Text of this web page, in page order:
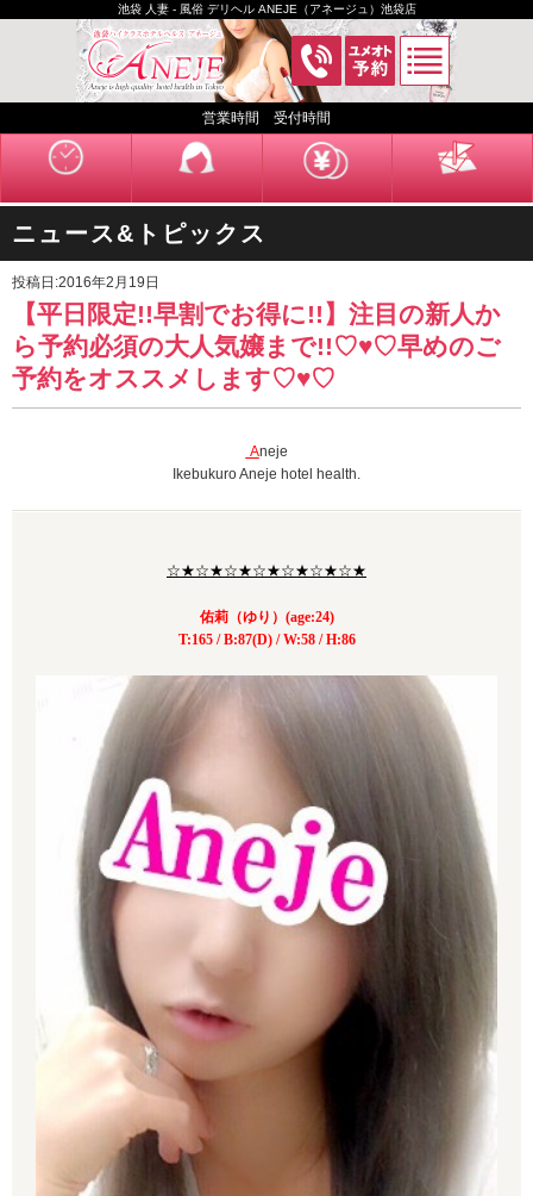
池袋 人妻 - 風俗 デリヘル ANEJE（アネージュ）池袋店
営業時間 受付時間
ニュース&トピックス
投稿日:2016年2月19日
【平日限定!!早割でお得に!!】注目の新人か
ら予約必須の大人気嬢まで!!♡♥♡早めのご
予約をオススメします♡♥♡
Aneje
Ikebukuro Aneje hotel health.
☆★☆★☆★☆★☆★☆★☆★
佑莉（ゆり）(age:24)
T:165 / B:87(D) / W:58 / H:86